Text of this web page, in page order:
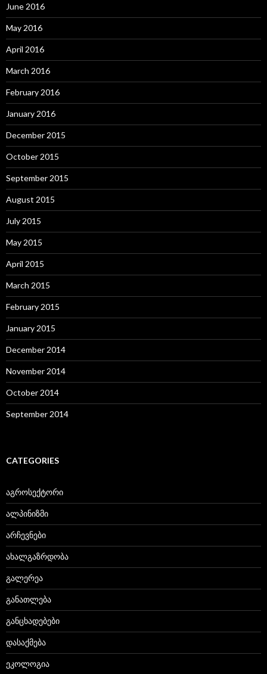
June 2016
May 2016
April 2016
March 2016
February 2016
January 2016
December 2015
October 2015
September 2015
August 2015
July 2015
May 2015
April 2015
March 2015
February 2015
January 2015
December 2014
November 2014
October 2014
September 2014
CATEGORIES
აგროსექტორი
ალპინიზმი
არჩევნები
ახალგაზრდობა
გალერეა
განათლება
განცხადებები
დასაქმება
ეკოლოგია